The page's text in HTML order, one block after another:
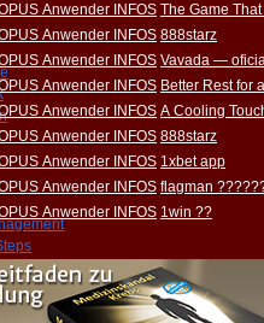
Anwender INFOS The Game
Anwender INFOS 888starz
Anwender INFOS Vavada —
Anwender INFOS Better Rest for
Anwender INFOS A Cooling
Anwender INFOS 888starz
Anwender INFOS 1xbet app
Anwender INFOS flagman
Anwender INFOS 1win ??